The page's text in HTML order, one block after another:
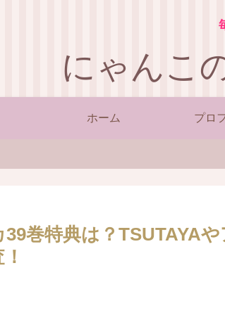
にゃんこ
ホーム プロ
39巻特典は？TSUTAYA